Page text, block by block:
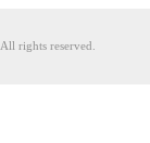
rights reserved.